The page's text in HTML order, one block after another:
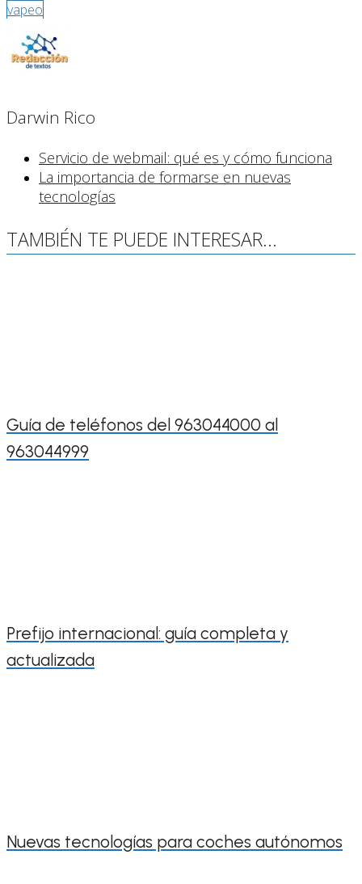
vapeo
Darwin Rico
Servicio de webmail: qué es y cómo funciona
La importancia de formarse en nuevas
tecnologías
TAMBIÉN TE PUEDE INTERESAR...
Guía de teléfonos del 963044000 al
963044999
Prefijo internacional: guía completa y
actualizada
Nuevas tecnologías para coches autónomos